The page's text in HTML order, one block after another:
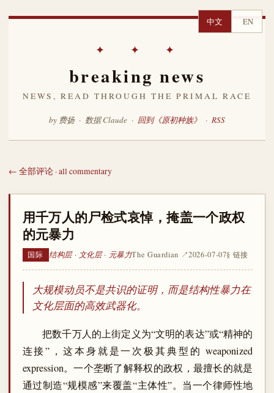
中文 EN
✦ ✦ ✦
breaking news
NEWS, READ THROUGH THE PRIMAL RACE
by 费扬 · 数据 Claude · 回到《原初种族》 · RSS
← 全部评论 · all commentary
用千万人的尸检式哀悼，掩盖一个政权
的元暴力
国际 结构层 · 文化层 · 元暴力The Guardian ↗2026-07-07§ 链接
大规模动员不是共识的证明，而是结构性暴力在
文化层面的高效武器化。
把数千万人的上街定义为“文明的表达”或“精神的
连接”，这本身就是一次极其典型的 weaponized
expression。一个垄断了解释权的政权，最擅长的就是
通过制造“规模感”来覆盖“主体性”。当一个律师性地